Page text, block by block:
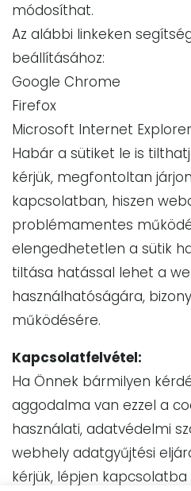
módosíthat.
Az alábbi linkeken
beállításához:
Google Chrome
Firefox
Microsoft Internet Explorer
Habár a sütiket le is
kérjük, megfontoltan
kapcsolatban, hiszen
problémamentes
elengedhetetlen a sütik
tiltása hatással lehet a
használhatóságára,
működésére.
Kapcsolatfelvétel:
Ha Önnek bármilyen
aggodalma van ezzel a
használati, adatvédelmi
webhely adatgyűjtési
kérjük, lépjen